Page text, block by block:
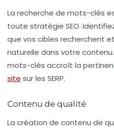
La recherche de mots-clés
toute stratégie SEO.
que vos cibles recherchent
naturelle dans votre
mots-clés accroît la
site sur les SERP.
Contenu de qualité
La création de contenu de